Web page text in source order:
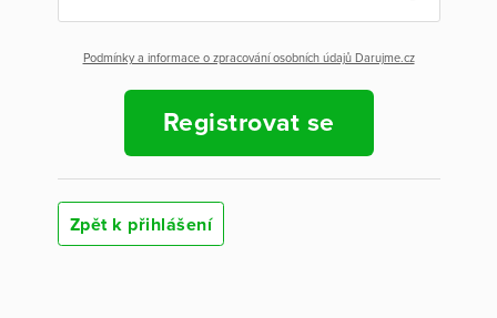
Podmínky a informace o zpracování osobních údajů Darujme.cz
Registrovat se
Zpět k přihlášení